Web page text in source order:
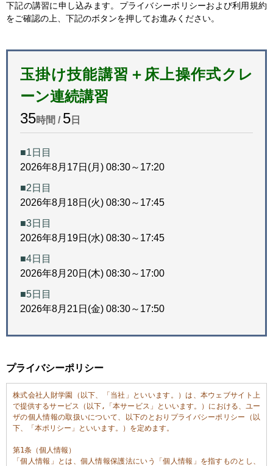
下記の講習に申し込みます。プライバシーポリシーおよび利用規約
をご確認の上、下記のボタンを押してお進みください。
玉掛け技能講習＋床上操作式クレ
ーン連続講習
35時間 / 5 日
■1日目
2026年8月17日(月) 08:30～17:20
■2日目
2026年8月18日(火) 08:30～17:45
■3日目
2026年8月19日(水) 08:30～17:45
■4日目
2026年8月20日(木) 08:30～17:00
■5日目
2026年8月21日(金) 08:30～17:50
プライバシーポリシー
株式会社人財学園（以下、「当社」といいます。）は、本ウェブサイト上
で提供するサービス（以下,「本サービス」といいます。）における、ユー
ザの個人情報の取扱いについて、以下のとおりプライバシーポリシー（以
下、「本ポリシー」といいます。）を定めます。
第1条（個人情報）
「個人情報」とは、個人情報保護法にいう「個人情報」を指すものとし、